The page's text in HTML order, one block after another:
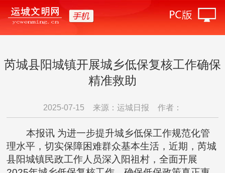
芮城县阳城镇开展城乡低保复核工作确保
精准救助
2025-07-15 来源：运城日报 作者：
本报讯 为进一步提升城乡低保工作规范化管
理水平，切实保障困难群众基本生活，近期，芮城
县阳城镇民政工作人员深入阳祖村，全面开展